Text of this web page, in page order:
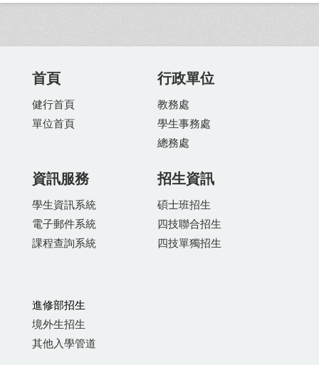
首頁
健行首頁
單位首頁
行政單位
教務處
學生事務處
總務處
資訊服務
學生資訊系統
電子郵件系統
課程查詢系統
招生資訊
碩士班招生
四技聯合招生
四技單獨招生
進修部招生
境外生招生
其他入學管道